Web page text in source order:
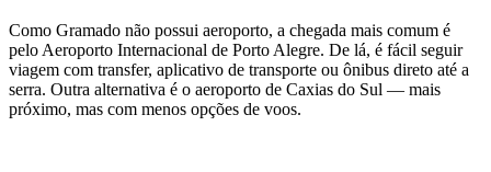
Como Gramado não possui aeroporto, a chegada mais comum é
pelo Aeroporto Internacional de Porto Alegre. De lá, é fácil seguir
viagem com transfer, aplicativo de transporte ou ônibus direto até a
serra. Outra alternativa é o aeroporto de Caxias do Sul — mais
próximo, mas com menos opções de voos.